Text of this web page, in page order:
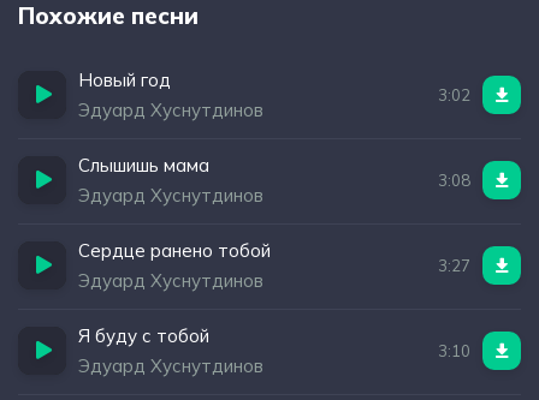
Похожие песни
Новый год
Эдуард Хуснутдинов
3:02
Слышишь мама
Эдуард Хуснутдинов
3:08
Сердце ранено тобой
Эдуард Хуснутдинов
3:27
Я буду с тобой
Эдуард Хуснутдинов
3:10